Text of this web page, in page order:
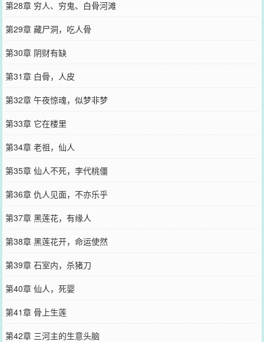
第28章 穷人、穷鬼、白骨河滩
第29章 藏尸洞，吃人骨
第30章 阴财有缺
第31章 白骨，人皮
第32章 午夜惊魂，似梦非梦
第33章 它在楼里
第34章 老祖，仙人
第35章 仙人不死，李代桃僵
第36章 仇人见面，不亦乐乎
第37章 黑莲花，有缘人
第38章 黑莲花开，命运使然
第39章 石室内，杀猪刀
第40章 仙人，死婴
第41章 骨上生莲
第42章 三河主的生意头脑